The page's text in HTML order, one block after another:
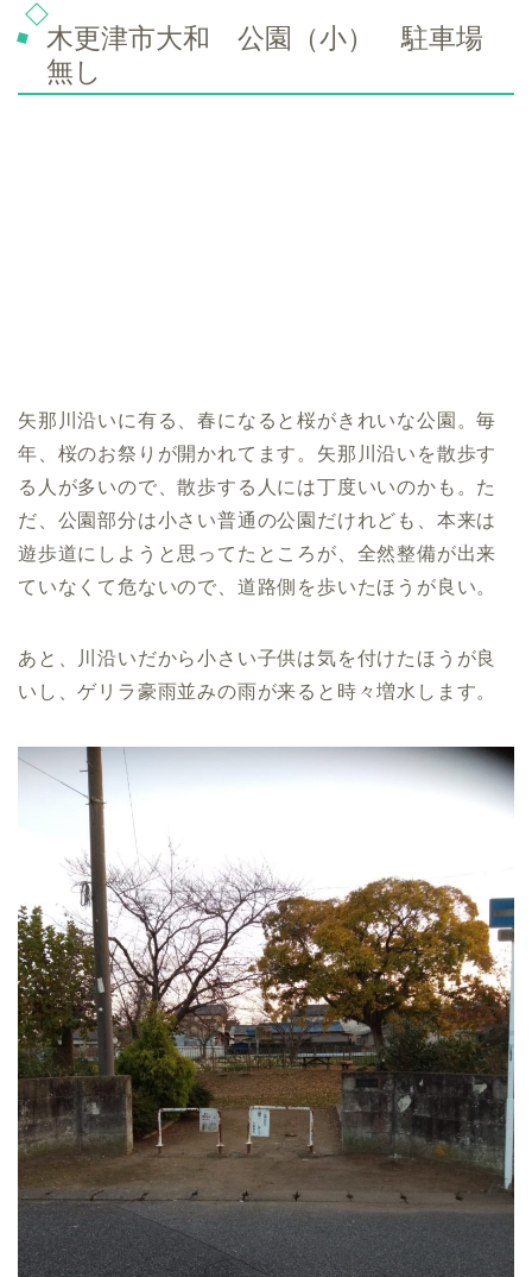
木更津市大和 公園（小） 駐車場
無し
矢那川沿いに有る、春になると桜がきれいな公園。毎
年、桜のお祭りが開かれてます。矢那川沿いを散歩す
る人が多いので、散歩する人には丁度いいのかも。た
だ、公園部分は小さい普通の公園だけれども、本来は
遊歩道にしようと思ってたところが、全然整備が出来
ていなくて危ないので、道路側を歩いたほうが良い。
あと、川沿いだから小さい子供は気を付けたほうが良
いし、ゲリラ豪雨並みの雨が来ると時々増水します。